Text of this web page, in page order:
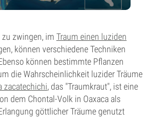
zwingen, im Traum einen luziden
können verschiedene Techniken
können bestimmte Pflanzen
die Wahrscheinlichkeit luzider Träume
zacatechichi, das "Traumkraut", ist eine
dem Chontal-Volk in Oaxaca als
göttlicher Träume genutzt